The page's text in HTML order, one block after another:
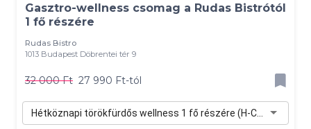
Gasztro-wellness csomag a Rudas Bistrótól
1 fő részére
Rudas Bistro
1013 Budapest Döbrentei tér 9
32 000 Ft 27 990 Ft-tól